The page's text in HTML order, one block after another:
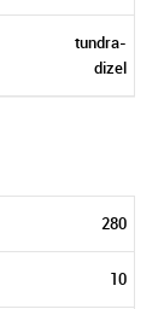
tundra-
dizel
280
10